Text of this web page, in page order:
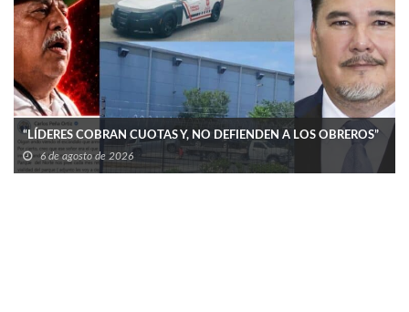
“LÍDERES COBRAN CUOTAS Y, NO DEFIENDEN A LOS OBREROS”
6 de agosto de 2026